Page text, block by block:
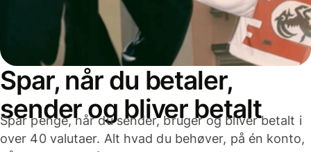
Spar, når du betaler,
sender og bliver betalt
Spar penge, når du sender, bruger og bliver betalt i
over 40 valutaer. Alt hvad du behøver, på én konto,